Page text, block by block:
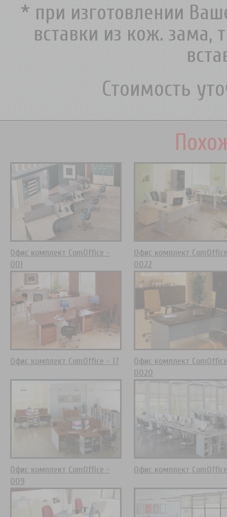
* при изготовлении
вставки из кож. зама,
Стоимость
Офис комплект ComOffice -
001
Офис комплект
0022
Офис комплект ComOffice - 17
Офис комплект
0020
Офис комплект ComOffice -
009
Офис комплект